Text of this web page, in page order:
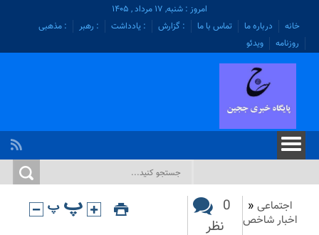
امروز : شنبه, ۱۷ مرداد , ۱۴۰۵
خانه
درباره ما تماس با ما : گزارش : یادداشت : رهبر
: مذهبی
روزنامه
ویدئو
اجتماعی «
اخبار شاخص
0
نظر